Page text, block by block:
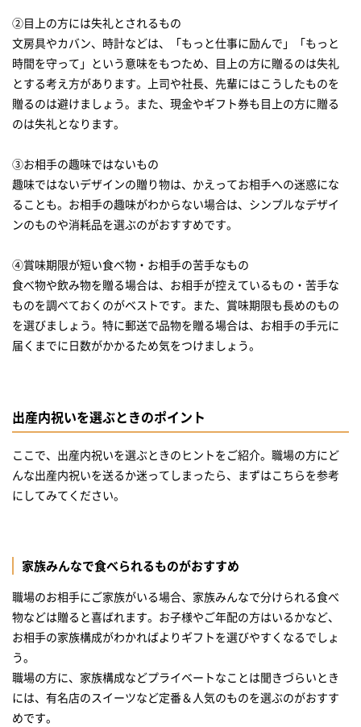
②目上の方には失礼とされるもの
文房具やカバン、時計などは、「もっと仕事に励んで」「もっと
時間を守って」という意味をもつため、目上の方に贈るのは失礼
とする考え方があります。上司や社長、先輩にはこうしたものを
贈るのは避けましょう。また、現金やギフト券も目上の方に贈る
のは失礼となります。
③お相手の趣味ではないもの
趣味ではないデザインの贈り物は、かえってお相手への迷惑にな
ることも。お相手の趣味がわからない場合は、シンプルなデザイ
ンのものや消耗品を選ぶのがおすすめです。
④賞味期限が短い食べ物・お相手の苦手なもの
食べ物や飲み物を贈る場合は、お相手が控えているもの・苦手な
ものを調べておくのがベストです。また、賞味期限も長めのもの
を選びましょう。特に郵送で品物を贈る場合は、お相手の手元に
届くまでに日数がかかるため気をつけましょう。
出産内祝いを選ぶときのポイント
ここで、出産内祝いを選ぶときのヒントをご紹介。職場の方にど
んな出産内祝いを送るか迷ってしまったら、まずはこちらを参考
にしてみてください。
家族みんなで食べられるものがおすすめ
職場のお相手にご家族がいる場合、家族みんなで分けられる食べ
物などは贈ると喜ばれます。お子様やご年配の方はいるかなど、
お相手の家族構成がわかればよりギフトを選びやすくなるでしょ
う。
職場の方に、家族構成などプライベートなことは聞きづらいとき
には、有名店のスイーツなど定番＆人気のものを選ぶのがおすす
めです。